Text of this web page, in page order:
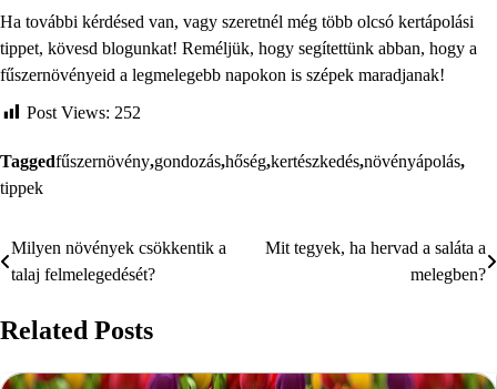
Ha további kérdésed van, vagy szeretnél még több olcsó kertápolási
tippet, kövesd blogunkat! Reméljük, hogy segítettünk abban, hogy a
fűszernövényeid a legmelegebb napokon is szépek maradjanak!
Post Views: 252
Taggedfűszernövény,gondozás,hőség,kertészkedés,növényápolás,
tippek
Bejegyzés
navigáció
Milyen növények csökkentik a
talaj felmelegedését?
Mit tegyek, ha hervad a saláta a
melegben?
Related Posts